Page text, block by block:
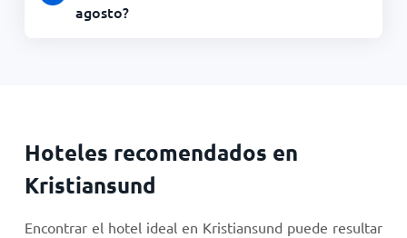
agosto?
Hoteles recomendados en
Kristiansund
Encontrar el hotel ideal en Kristiansund puede resultar